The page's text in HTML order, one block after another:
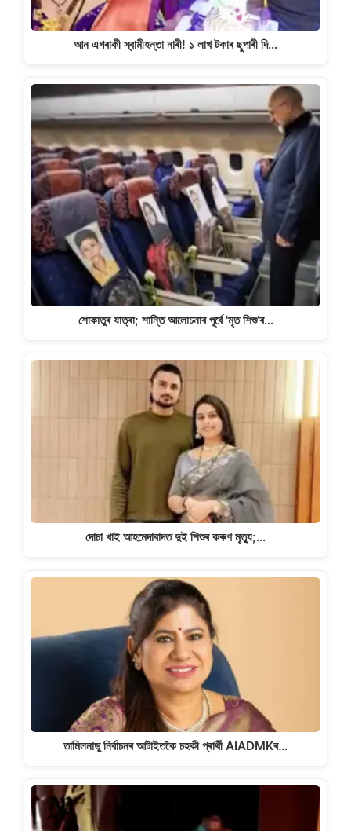
আন এগৰাকী স্বামীহন্তা নাৰী! ১ লাখ টকাৰ ছুপাৰী দি…
শোকাতুৰ যাত্ৰা; শান্তি আলোচনাৰ পূৰ্বে 'মৃত শিশু’ৰ…
দোচা খাই আহমেদাবাদত দুই শিশুৰ কৰুণ মৃত্যু;…
তামিলনাডু নিৰ্বাচনৰ আটাইতকৈ চহকী প্ৰাৰ্থী AIADMKৰ…